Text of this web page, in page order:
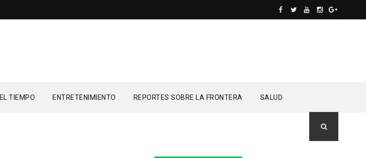
EL TIEMPO ENTRETENIMIENTO REPORTES SOBRE LA FRONTERA SALUD